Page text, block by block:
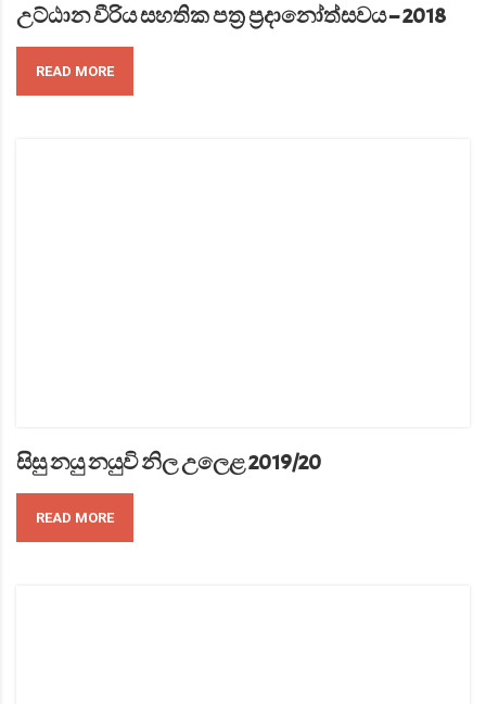
උට්ඨාන වීරිය සහතික පත්‍ර ප්‍රදානෝත්සවය – 2018
READ MORE
සිසු නයු නයුවි නිල උලෙළ 2019/20
READ MORE